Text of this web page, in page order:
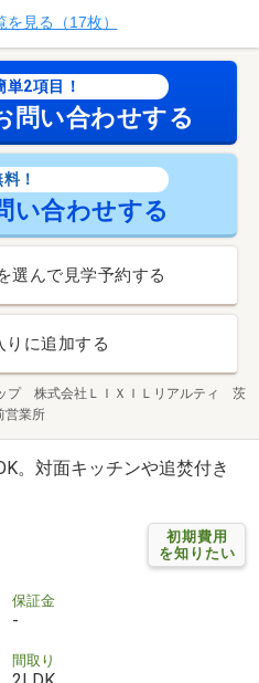
見る（17枚）
単2項目！
問い合わせする
！
い合わせする
選んで見学予約する
りに追加する
プ 株式会社ＬＩＸＩＬリアルティ 茨
営業所
。対面キッチンや追焚付き
初期費用
を知りたい
保証金
-
間取り